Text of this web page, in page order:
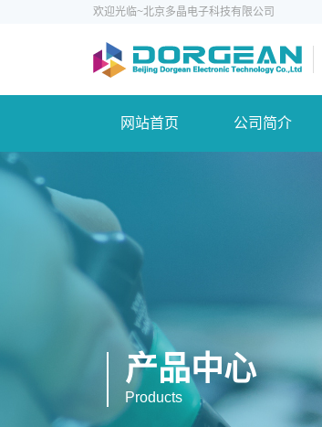
欢迎光临~北京多晶电子科技有限公司
网站首页 公司简介
产品中心
Products